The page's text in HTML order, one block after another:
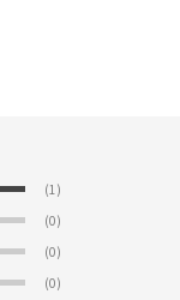
(1)
(0)
(0)
(0)